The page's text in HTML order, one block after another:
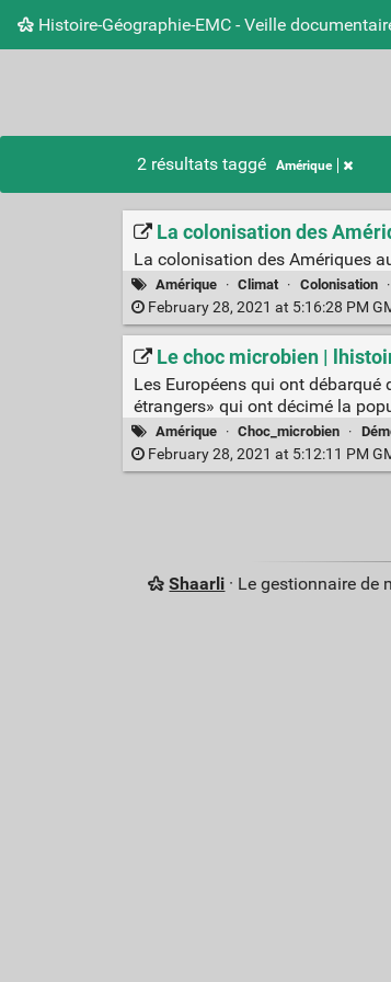
Histoire-Géographie-EMC - Veille
2 résultats taggé Amérique
La colonisation des
La colonisation des Amériques
Amérique · Climat · Colonisation ·
February 28, 2021 at 5:16:28 PM
Le choc microbien |
Les Européens qui ont
étrangers» qui ont décimé la
Amérique · Choc_microbien ·
February 28, 2021 at 5:12:11 PM
Shaarli · Le gestionnaire de